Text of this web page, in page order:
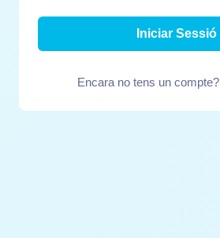
Iniciar Sessió
Encara no tens un compte?